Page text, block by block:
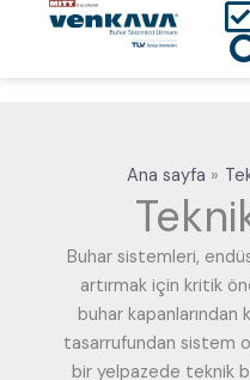
İçeriğe
Ana sayfa
Buhar sistemleri,
artırmak için kritik
buhar
tasarrufundan sistem
bir yelpazede teknik